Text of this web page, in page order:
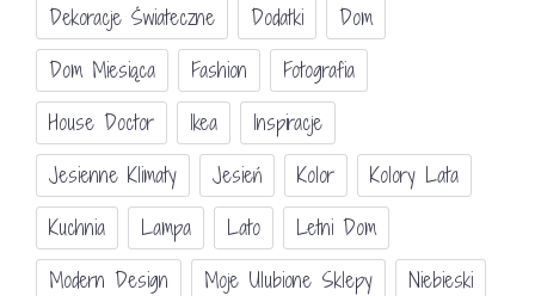
Dekoracje Świateczne
Dodatki
Dom
Dom Miesiąca
Fashion
Fotografia
House Doctor
Ikea
Inspiracje
Jesienne Klimaty
Jesień Kolor
Kolory Lata
Kuchnia
Lampa Lato
Letni Dom
Modern Design
Moje Ulubione Sklepy
Niebieski